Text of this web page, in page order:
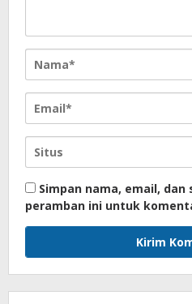
Simpan nama, email,
peramban ini untuk